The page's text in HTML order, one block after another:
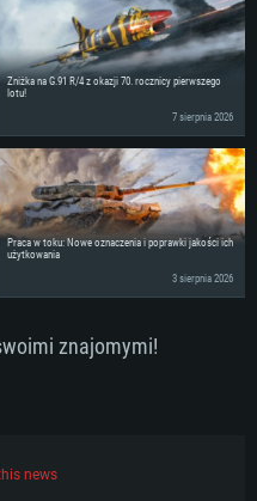
Zniżka na G.91 R/4 z okazji 70. rocznicy pierwszego
lotu!
7 sierpnia 2026
Praca w toku: Nowe oznaczenia i poprawki jakości ich
użytkowania
3 sierpnia 2026
znajomymi!
news